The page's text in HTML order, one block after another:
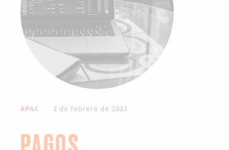
APAC 2 de febrero de 2023